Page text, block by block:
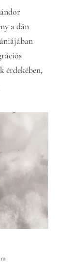
a dán
érdekében,